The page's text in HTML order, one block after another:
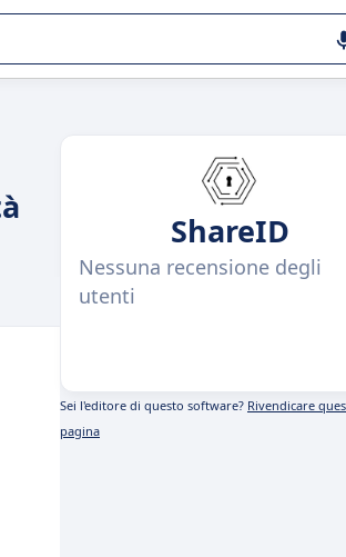
ShareID
Nessuna recensione degli
utenti
Sei l'editore di questo software? Rivendicare
pagina